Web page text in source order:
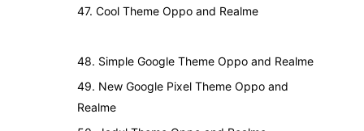
47. Cool Theme Oppo and Realme
48. Simple Google Theme Oppo and Realme
49. New Google Pixel Theme Oppo and
Realme